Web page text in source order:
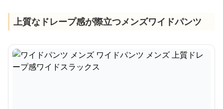
上質なドレープ感が際立つメンズワイドパンツ